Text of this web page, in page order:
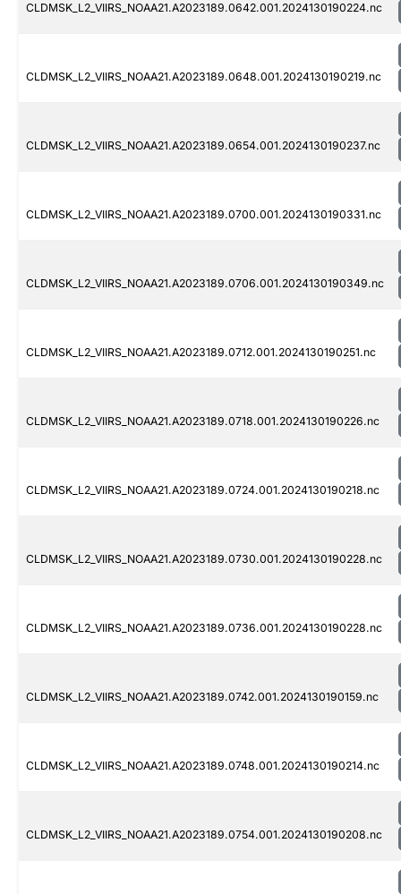
CLDMSK_L2_VIIRS_NOAA21.A2023189.0642.001.2024130190224.nc
CLDMSK_L2_VIIRS_NOAA21.A2023189.0648.001.2024130190219.nc
CLDMSK_L2_VIIRS_NOAA21.A2023189.0654.001.2024130190237.nc
CLDMSK_L2_VIIRS_NOAA21.A2023189.0700.001.2024130190331.nc
CLDMSK_L2_VIIRS_NOAA21.A2023189.0706.001.2024130190349.nc
CLDMSK_L2_VIIRS_NOAA21.A2023189.0712.001.2024130190251.nc
CLDMSK_L2_VIIRS_NOAA21.A2023189.0718.001.2024130190226.nc
CLDMSK_L2_VIIRS_NOAA21.A2023189.0724.001.2024130190218.nc
CLDMSK_L2_VIIRS_NOAA21.A2023189.0730.001.2024130190228.nc
CLDMSK_L2_VIIRS_NOAA21.A2023189.0736.001.2024130190228.nc
CLDMSK_L2_VIIRS_NOAA21.A2023189.0742.001.2024130190159.nc
CLDMSK_L2_VIIRS_NOAA21.A2023189.0748.001.2024130190214.nc
CLDMSK_L2_VIIRS_NOAA21.A2023189.0754.001.2024130190208.nc